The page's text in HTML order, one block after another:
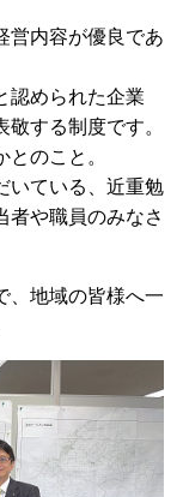
営内容が優良であ
認められた企業
する制度です。
のこと。
いている、近重勉
者や職員のみなさ
、地域の皆様へ一